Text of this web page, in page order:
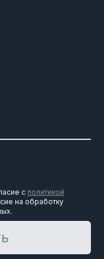
с политикой
на обработку